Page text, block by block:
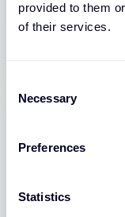
provided to them
of their services.
Necessary
Preferences
Statistics